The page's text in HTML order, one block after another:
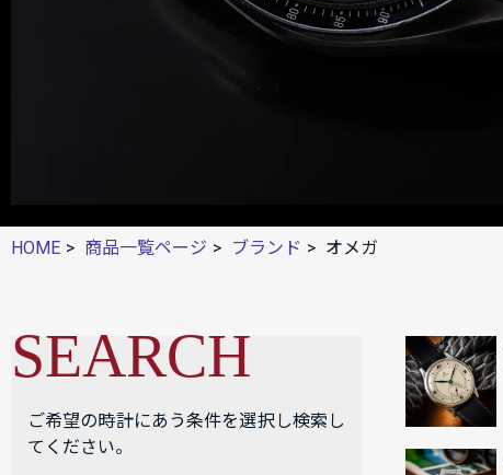
HOME 商品一覧ページ ブランド オメガ
SEARCH
ご希望の時計にあう条件を選択し検索し
てください。